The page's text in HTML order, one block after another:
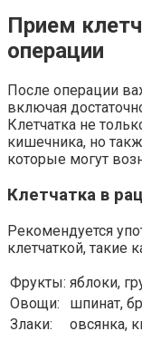
Прием
операции
После операции
включая
Клетчатка не
кишечника, но
которые могут
Клетчатка в
Рекомендуется
клетчаткой, такие
Фрукты: яблоки,
Овощи:
шпинат,
Злаки:
овсянка,